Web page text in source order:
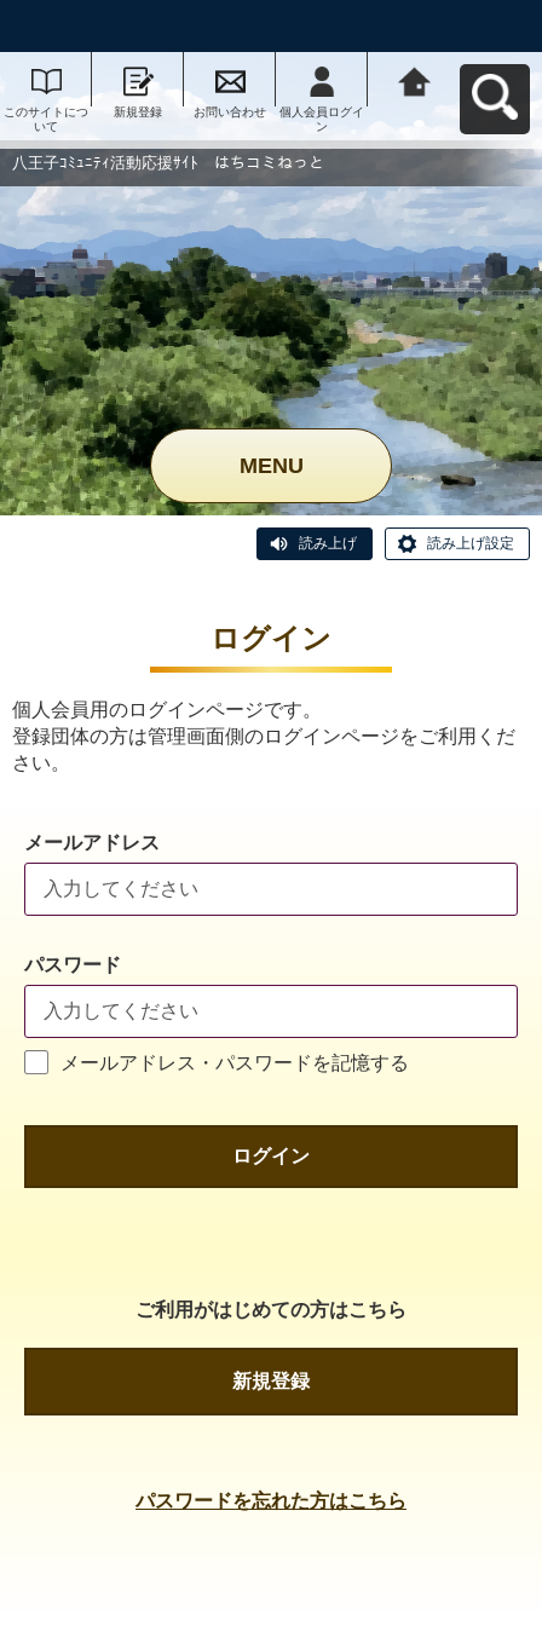
このサイトにつ
いて
新規登録 お問い合わせ
個人会員ログイ
ン
動応援ｻｲﾄ はち
コミねっとへ戻
八王子ｺﾐｭﾆﾃｨ活動応援ｻｲﾄ はちコミねっと
MENU
読み上げ 読み上げ設定
ログイン
個人会員用のログインページです。
登録団体の方は管理画面側のログインページをご利用くだ
さい。
メールアドレス
パスワード
メールアドレス・パスワードを記憶する
ログイン
ご利用がはじめての方はこちら
新規登録
パスワードを忘れた方はこちら